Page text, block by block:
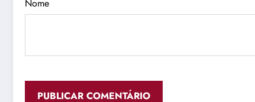
Nome